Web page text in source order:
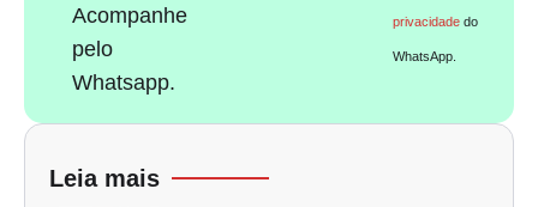
Acompanhe
pelo
Whatsapp.
privacidade do
WhatsApp.
Leia mais